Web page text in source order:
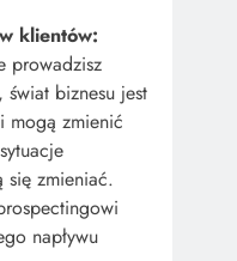
klientów:
prowadzisz
biznesu jest
mogą zmienić
się zmieniać.
napływu